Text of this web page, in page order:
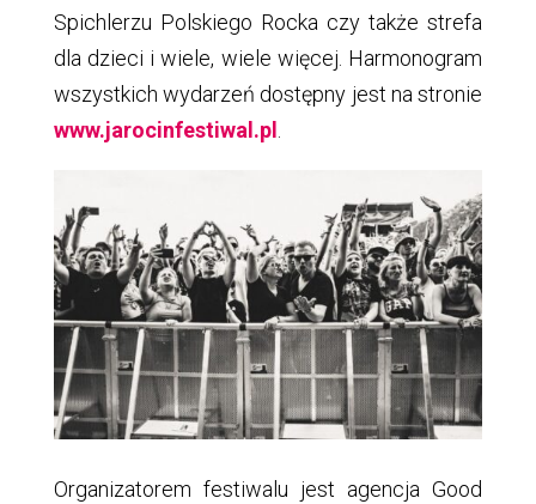
Spichlerzu Polskiego Rocka czy także strefa
dla dzieci i wiele, wiele więcej. Harmonogram
wszystkich wydarzeń dostępny jest na stronie
www.jarocinfestiwal.pl
Organizatorem festiwalu jest agencja Good